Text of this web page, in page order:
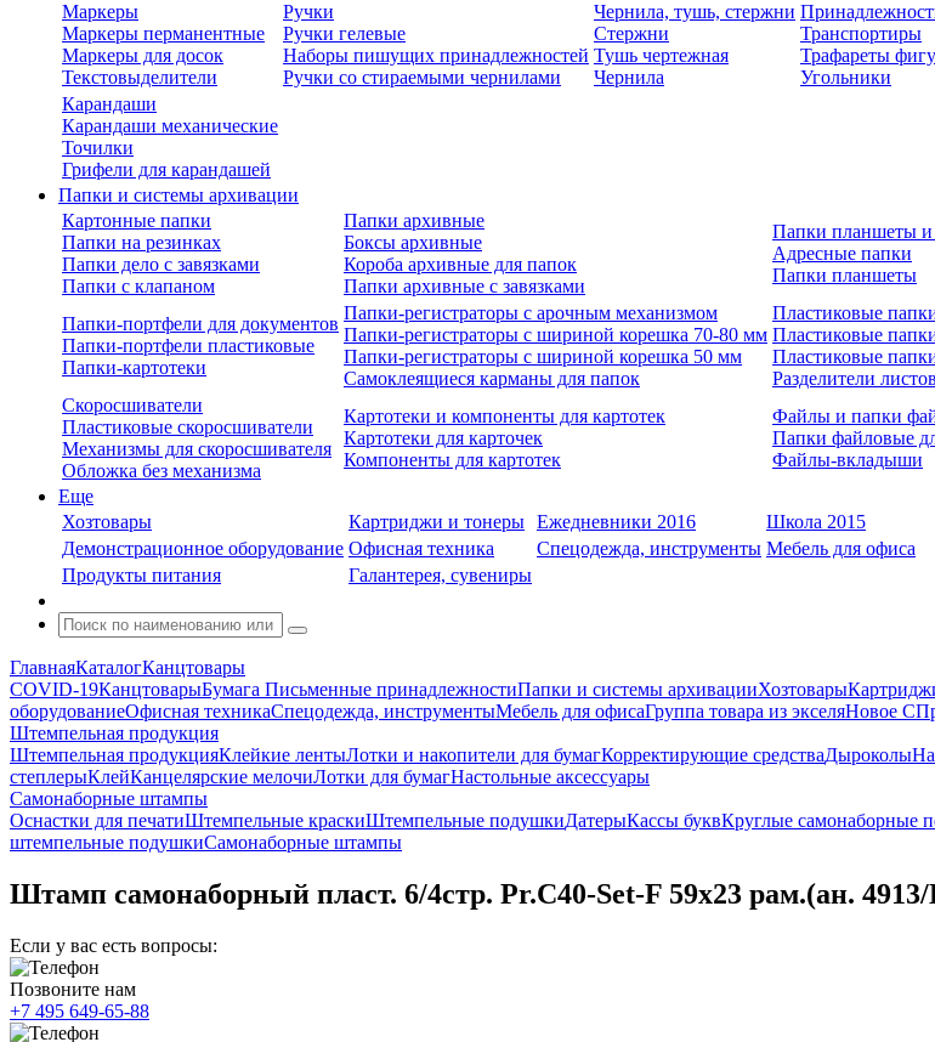
Маркеры
Маркеры перманентные
Маркеры для досок
Текстовыделители
Ручки
Ручки гелевые
Наборы пишущих принадлежностей
Ручки со стираемыми чернилами
Чернила, тушь, стержни
Стержни
Тушь чертежная
Чернила
Транспортиры
Трафареты
Угольники
Карандаши
Карандаши механические
Точилки
Грифели для карандашей
Папки и системы архивации
Картонные папки
Папки на резинках
Папки дело с завязками
Папки с клапаном
Папки архивные
Боксы архивные
Короба архивные для папок
Папки архивные с завязками
Папки планшеты и
Адресные папки
Папки планшеты
Папки-портфели для документов
Папки-портфели пластиковые
Папки-картотеки
Папки-регистраторы с арочным механизмом
Папки-регистраторы с шириной корешка 70-80 мм
Папки-регистраторы с шириной корешка 50 мм
Самоклеящиеся карманы для папок
Пластиковые
Пластиковые
Пластиковые
Разделители листов
Скоросшиватели
Пластиковые скоросшиватели
Механизмы для скоросшивателя
Обложка без механизма
Картотеки и компоненты для картотек
Картотеки для карточек
Компоненты для картотек
Файлы и папки
Папки файловые
Файлы-вкладыши
Еще
Хозтовары
Картриджи и тонеры Ежедневники 2016
Школа 2015
Демонстрационное оборудование Офисная техника Спецодежда, инструменты Мебель для офиса
Продукты питания
Галантерея, сувениры
ГлавнаяКаталогКанцтовары
COVID-19КанцтоварыБумага Письменные принадлежностиПапки и системы архивацииХозтовары
оборудованиеОфисная техникаСпецодежда, инструментыМебель для офисаГруппа товара из экселяНовое С
Штемпельная продукция
Штемпельная продукцияКлейкие лентыЛотки и накопители для бумагКорректирующие средстваДыроколы
степлерыКлейКанцелярские мелочиЛотки для бумагНастольные аксессуары
Самонаборные штампы
Оснастки для печатиШтемпельные краскиШтемпельные подушкиДатерыКассы буквКруглые самонаборные
штемпельные подушкиСамонаборные штампы
Штамп самонаборный пласт. 6/4стр. Pr.C40-Set-F 59х23 рам.(ан.
Если у вас есть вопросы:
Позвоните нам
+7 495 649-65-88